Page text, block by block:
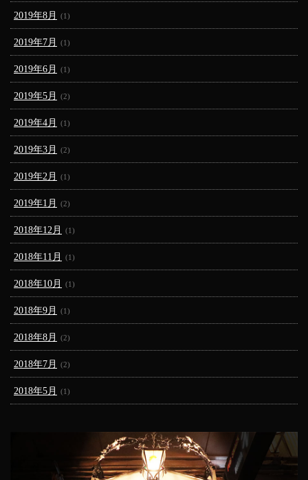
2019年8月 (1)
2019年7月 (1)
2019年6月 (1)
2019年5月 (2)
2019年4月 (1)
2019年3月 (2)
2019年2月 (1)
2019年1月 (2)
2018年12月 (1)
2018年11月 (1)
2018年10月 (1)
2018年9月 (1)
2018年8月 (2)
2018年7月 (2)
2018年5月 (1)